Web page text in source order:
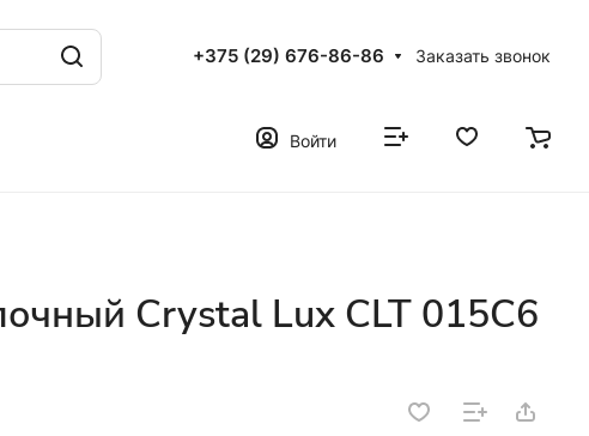
+375 (29) 676-86-86 Заказать звонок
Войти
Crystal Lux CLT 015C6